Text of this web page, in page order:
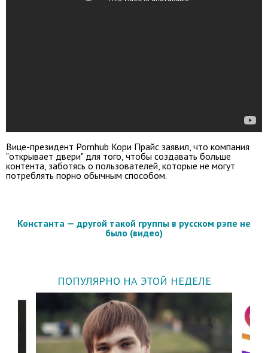
Вице-президент Pornhub Кори Прайс заявил, что компания
"открывает двери" для того, чтобы создавать больше
контента, заботясь о пользователей, которые не могут
потреблять порно обычным способом.
Константа — другой такой группы в русском рэпе не
было (видео)
ПОПУЛЯРНО НА ЭТОЙ НЕДЕЛЕ